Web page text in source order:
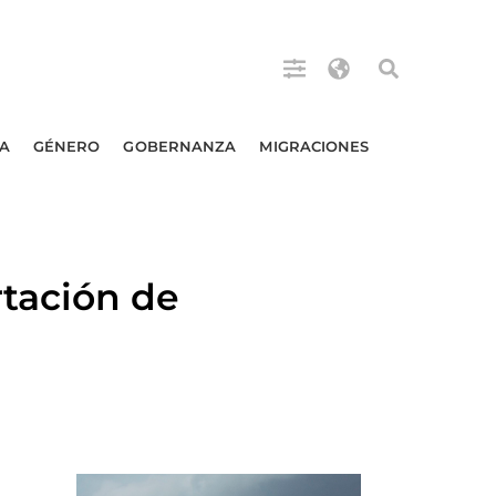
GÉNERO GOBERNANZA MIGRACIONES
de